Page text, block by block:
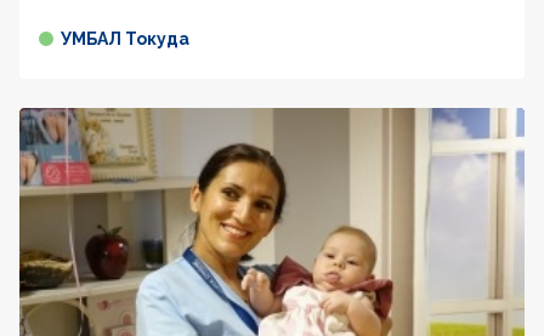
УМБАЛ Токуда